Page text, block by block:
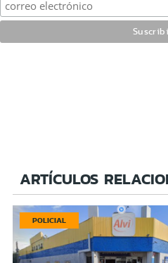
ARTÍCULOS
POLICIAL